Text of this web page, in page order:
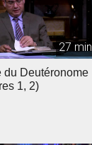
27 min
du Deutéronome
1, 2)